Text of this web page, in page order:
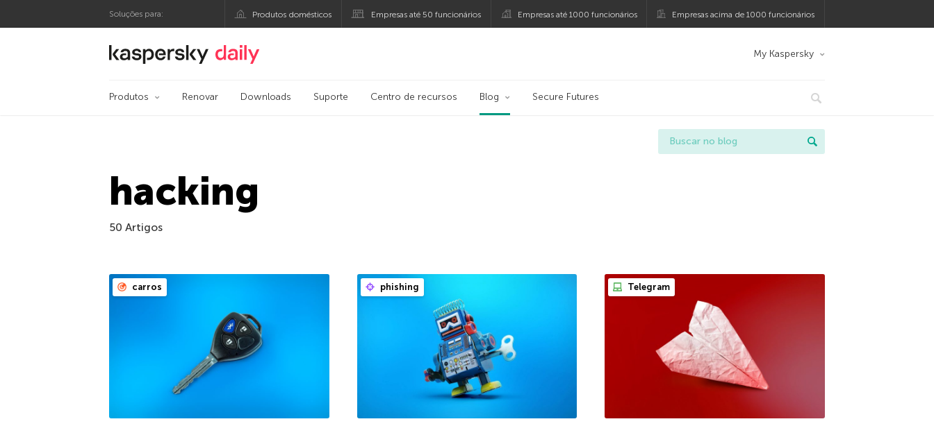
Soluções para: Produtos domésticos Empresas até 50 funcionários Empresas até 1000 funcionários Empresas acima de 1000 funcionários
Blog oficial da Kaspersky My Kaspersky
Produtos Renovar Downloads Suporte Centro de recursos Blog Secure Futures
hacking
50 Artigos
carros phishing Telegram